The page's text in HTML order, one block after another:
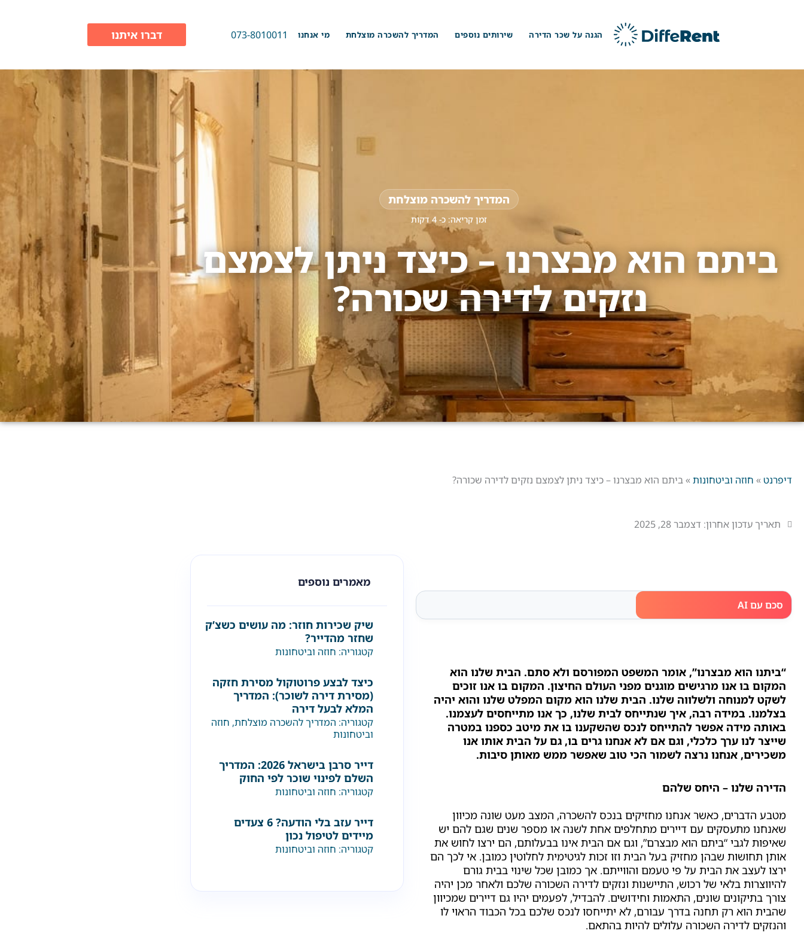
הגנה על שכר הדירה שירותים נוספים המדריך להשכרה מוצלחת מי אנחנו 073-8010011 דברו איתנו
המדריך להשכרה מוצלחת
זמן קריאה: כ- 4 דקות
ביתם הוא מבצרנו – כיצד ניתן לצמצם
נזקים לדירה שכורה?
דיפרנט» חוזה וביטחונות»ביתם הוא מבצרנו – כיצד ניתן לצמצם נזקים לדירה שכורה?
תאריך עדכון אחרון: דצמבר 28, 2025
סכם עם AI
“ביתנו הוא מבצרנו”, אומר המשפט המפורסם ולא סתם. הבית שלנו הוא
המקום בו אנו מרגישים מוגנים מפני העולם החיצון. המקום בו אנו זוכים
לשקט למנוחה ולשלווה שלנו. הבית שלנו הוא מקום המפלט שלנו והוא יהיה
בצלמנו. במידה רבה, איך שנתייחס לבית שלנו, כך אנו מתייחסים לעצמנו.
באותה מידה אפשר להתייחס לנכס שהשקענו בו את מיטב כספנו במטרה
שייצר לנו ערך כלכלי, וגם אם לא אנחנו גרים בו, גם על הבית אותו אנו
משכירים, אנחנו נרצה לשמור הכי טוב שאפשר ממש מאותן סיבות.
הדירה שלנו – היחס שלהם
מטבע הדברים, כאשר אנחנו מחזיקים בנכס להשכרה, המצב מעט שונה מכיוון
שאנחנו מתעסקים עם דיירים מתחלפים אחת לשנה או מספר שנים שגם להם יש
שאיפות לגבי “ביתם הוא מבצרם”, וגם אם הבית אינו בבעלותם, הם ירצו לחוש את
אותן תחושות שבהן מחזיק בעל הבית וזו זכות לגיטימית לחלוטין כמובן. אי לכך הם
ירצו לעצב את הבית על פי טעמם והווייתם. אך כמובן שכל שינוי בבית גורם
להיווצרות בלאי של רכוש, התיישנות ונזקים לדירה השכורה שלכם ולאחר מכן יהיה
צורך בתיקונים שונים, התאמות וחידושים. להבדיל, לפעמים יהיו גם דיירים שמכיוון
שהבית הוא רק תחנה בדרך עבורם, לא יתייחסו לנכס שלכם בכל הכבוד הראוי לו
והנזקים לדירה השכורה עלולים להיות בהתאם.
מאמרים נוספים
שיק שכירות חוזר: מה עושים כשצ’ק
שחזר מהדייר?
קטגוריה: חוזה וביטחונות
כיצד לבצע פרוטוקול מסירת חזקה
(מסירת דירה לשוכר): המדריך
המלא לבעל דירה
קטגוריה: המדריך להשכרה מוצלחת, חוזה
וביטחונות
דייר סרבן בישראל 2026: המדריך
השלם לפינוי שוכר לפי החוק
קטגוריה: חוזה וביטחונות
דייר עזב בלי הודעה? 6 צעדים
מיידים לטיפול נכון
קטגוריה: חוזה וביטחונות